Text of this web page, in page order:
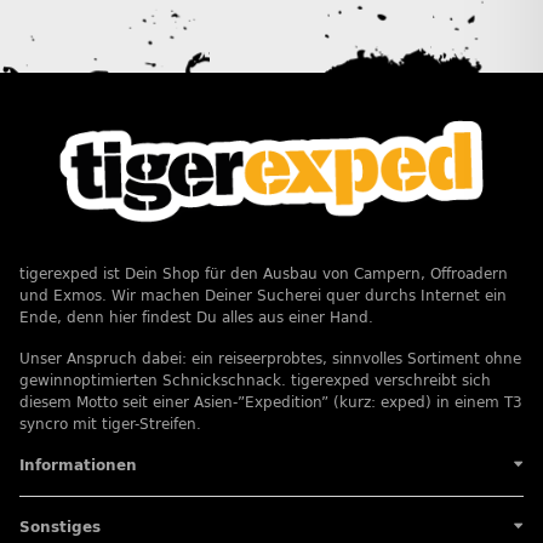
tigerexped ist Dein Shop für den Ausbau von Campern, Offroadern
und Exmos. Wir machen Deiner Sucherei quer durchs Internet ein
Ende, denn hier findest Du alles aus einer Hand.
Unser Anspruch dabei: ein reiseerprobtes, sinnvolles Sortiment ohne
gewinnoptimierten Schnickschnack. tigerexped verschreibt sich
diesem Motto seit einer Asien-”Expedition” (kurz: exped) in einem T3
syncro mit tiger-Streifen.
Informationen
Sonstiges